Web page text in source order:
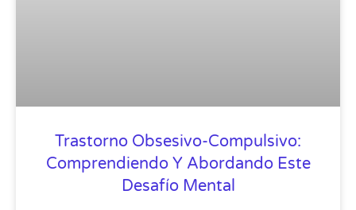
Trastorno Obsesivo-Compulsivo:
Comprendiendo Y Abordando Este
Desafío Mental